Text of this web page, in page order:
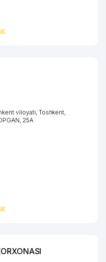
viloyati, Toshkent,
, 25А